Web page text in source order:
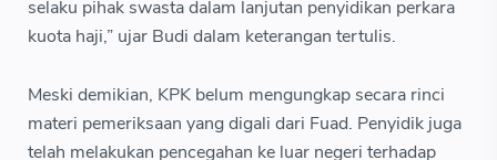
selaku pihak swasta dalam lanjutan penyidikan perkara
kuota haji,” ujar Budi dalam keterangan tertulis.
Meski demikian, KPK belum mengungkap secara rinci
materi pemeriksaan yang digali dari Fuad. Penyidik juga
telah melakukan pencegahan ke luar negeri terhadap